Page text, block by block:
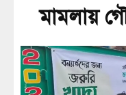
মামলায়